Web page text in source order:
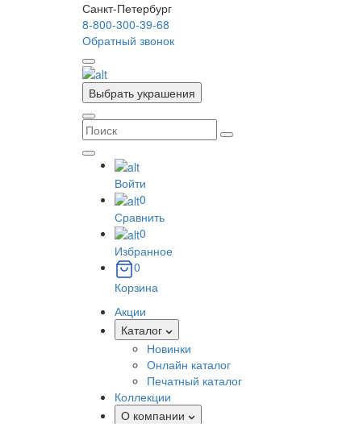
Санкт-Петербург
8-800-300-39-68
Обратный звонок
Выбрать украшения
Войти
0
Сравнить
0
Избранное
0
Корзина
Акции
Каталог
Новинки
Онлайн каталог
Печатный каталог
Коллекции
О компании